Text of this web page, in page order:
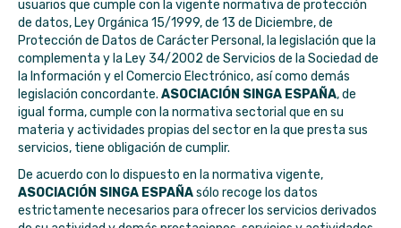
usuarios que cumple con la vigente normativa de protección
de datos, Ley Orgánica 15/1999, de 13 de Diciembre, de
Protección de Datos de Carácter Personal, la legislación que la
complementa y la Ley 34/2002 de Servicios de la Sociedad de
la Información y el Comercio Electrónico, así como demás
legislación concordante. ASOCIACIÓN SINGA ESPAÑA, de
igual forma, cumple con la normativa sectorial que en su
materia y actividades propias del sector en la que presta sus
servicios, tiene obligación de cumplir.
De acuerdo con lo dispuesto en la normativa vigente,
ASOCIACIÓN SINGA ESPAÑAsólo recoge los datos
estrictamente necesarios para ofrecer los servicios derivados